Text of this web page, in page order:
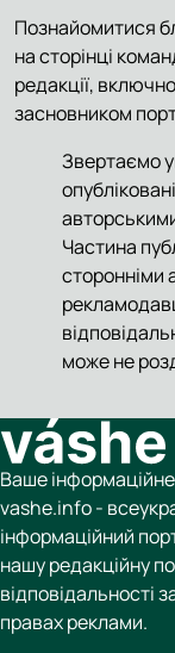
Познайомитися
на сторінці
редакції,
засновником
Звертаємо
Частина
сторонніми
може не
Ваше
vashe.info -
інформаційний
нашу редакційну
відповідальності
правах реклами.